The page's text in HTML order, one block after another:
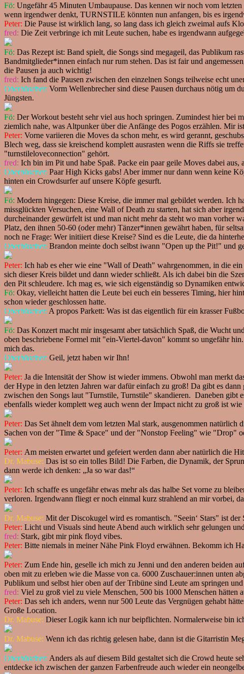
Fö: Ungefähr 45 Minuten Umbaupause. Das kennen wir noch vom
wenn irgendwer denkt, TURNSTILE könnten nun anfangen, bis es
Peter: Die Pause ist wirklich lang, so lang dass ich gleich zweimal aufs
fred: Die Zeit verbringe ich mit Leute suchen, habe es irgendwann
Fö: Das Rezept ist: Band spielt, die Songs sind megageil, das Publikum
Bandmitglieder*innen einfach nur rum stehen. Das ist fair und
die Pausen ja auch wichtig!
fred: Ich fand die Pausen zwischen den einzelnen Songs teilweise echt
Oberbüscher: Vorm Wellenbrecher sind diese Pausen durchaus nötig um
Jüngsten.
Fö: Der Workout besteht sehr viel aus hoch springen. Zumindest hier bei
ziemlich nahe, was Altpunker über die Anfänge des Pogos erzählen. Mir
Peter: Vorne variieren die Moves da schon mehr, es wird gerannt,
Blech weg, dass sie kreischend komplett ausrasten wenn die Riffs sie
"turnstileloveconnection" gehört.
fred: Ich bin im Pit und habe Spaß. Packe ein paar geile Moves dabei aus,
Oberbüscher: Paar High Kicks gabs! Aber immer nur dann wenn keine
hinten ein Crowdsurfer auf unsere Köpfe gesurft.
Fö: Modern hingegen: Diese Kreise, die immer mal gebildet werden. Ich
missglückten Versuchen, eine Wall of Death zu starten, hat sich aber
durcheinander gewürfelt ist und man nicht mehr da steht wo man vorher
Platz, den ihnen 50-60 (oder mehr) Tänzer*innen gewährt haben, für
noch ne Frage: Wer initiiert diese Kreise? Sind es die Leute, die da
Oberbüscher: Brandon meinte doch selbst iwann "Open up the Pit!" und
Peter: Ich hab es eher wie eine "Wall of Death" wahrgenommen, in die
sich dieser Kreis bildet und dann wieder schließt. Als ich dabei bin die
den Pit schleudere. Ich mag es, wie sich eigenständig so Dynamiken
Fö: Okay, vielleicht hatten die Leute bei euch ein besseres Timing, hier
schon wieder geschlossen hatte.
Oberbüscher: A propos Parkett: Was ist das eigentlich für ein krasser
Fö: Das Konzert macht mir insgesamt aber tatsächlich Spaß, die Wucht
oben beschriebene Formel mit "ein-Viertel-davon" kommt so ungefähr
mich das.
Oberbüscher: Geil, jetzt haben wir Ihn!
Peter: Ja die Intensität der Show ist wieder immens. Obwohl man merkt
der Hype in den letzten Jahren war dafür einfach zu groß! Da gibt es
zwischen den Songs laut "Turnstile, Turnstile" skandieren. Daneben gibt
ebenfalls wieder komplett weg auch wenn der Impact nicht zu groß ist
Peter: Das Set ähnelt dem vom letzten Mal stark, ausgenommen
Sachen von der "Time & Space" und der "Nonstop Feeling" wie "Drop"
Peter: Am meisten erwartet und gefeiert werden dann aber natürlich
Dr. Mabuse: Das ist so ein tolles Bild! Die Farben, die Dynamik, der
dann werde ich denken: „Ja so war das!“
Peter: Ich schaffe es ungefähr etwas mehr als das halbe Set vorne zu
verloren. Irgendwann fliegt er noch einmal kurz strahlend an mir vorbei,
Dr. Mabuse: Mit der Discokugel wird es romantisch. "Seein‘ Stars" ist
Peter: Licht und Visuals sind heute Abend auch wirklich sehr gelungen
fred: Stark, gibt mir pink floyd vibes.
Peter: Bitte niemals in meiner Nähe Pink Floyd erwähnen. Bekomm ich
Peter: Zum Ende hin, geselle ich mich zu Jenni und den anderen beiden
oben mit zu erleben wie die Masse von ca. 6000 Zuschauer:innen unten
Publikum und selbst hier oben auf der Tribüne sind Leute am springen
fred: Viel zu groß viel zu viele Menschen, 500 bis 1000 Menschen hätten
Peter: Das seh ich anders, wenn nur 500 Leute das Vergnügen gehabt
Große Location.
Dr. Mabuse: Dieser Logik kann ich nur beipflichten. Normalerweise bin
Dr. Mabuse: Wenn ich das richtig gelesen habe, dann ist die Gitarristin
Oberbüscher: Anders als auf diesem Bild gestaltet sich die Crowd heute
entdecke ich zwischen der ganzen Farbenfreude auch wieder ein